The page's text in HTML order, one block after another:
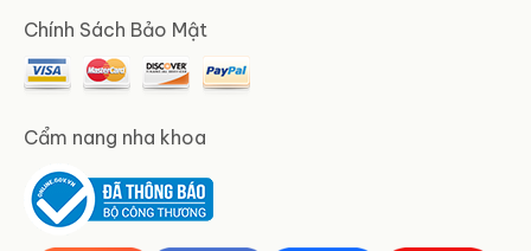
Chính Sách Bảo Mật
Cẩm nang nha khoa